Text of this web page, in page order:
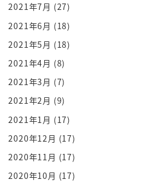
五郎さんが その仕事はお金が増
趣味はお金が減るもの 減るもの
あれもすごいこう大名言で
それをすごい重要な言葉だなと
思ってるんですけど うん
そのお金を こう稼ぐことしか考
40年を過ごしてきたと
40年間稼いでないですけど いや
お金稼ぐこと考えてたんだ
稼ぐことをずっと考えてたんです
うん
2021年7月 (27)
2021年6月 (18)
2021年5月 (18)
2021年4月 (8)
2021年3月 (7)
2021年2月 (9)
2021年1月 (17)
2020年12月 (17)
2020年11月 (17)
2020年10月 (17)